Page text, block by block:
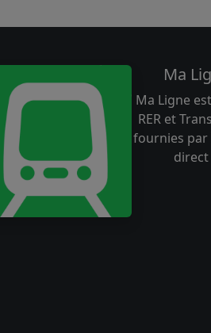
Ma
Ma Ligne
RER et
fournies par